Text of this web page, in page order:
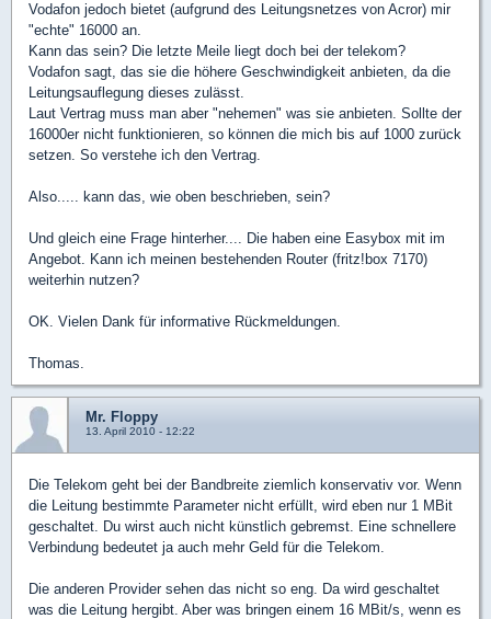
Vodafon jedoch bietet (aufgrund des Leitungsnetzes von Acror) mir
"echte" 16000 an.
Kann das sein? Die letzte Meile liegt doch bei der telekom?
Vodafon sagt, das sie die höhere Geschwindigkeit anbieten, da die
Leitungsauflegung dieses zulässt.
Laut Vertrag muss man aber "nehemen" was sie anbieten. Sollte der
16000er nicht funktionieren, so können die mich bis auf 1000 zurück
setzen. So verstehe ich den Vertrag.
Also..... kann das, wie oben beschrieben, sein?
Und gleich eine Frage hinterher.... Die haben eine Easybox mit im
Angebot. Kann ich meinen bestehenden Router (fritz!box 7170)
weiterhin nutzen?
OK. Vielen Dank für informative Rückmeldungen.
Thomas.
Mr. Floppy
13. April 2010 - 12:22
Die Telekom geht bei der Bandbreite ziemlich konservativ vor. Wenn
die Leitung bestimmte Parameter nicht erfüllt, wird eben nur 1 MBit
geschaltet. Du wirst auch nicht künstlich gebremst. Eine schnellere
Verbindung bedeutet ja auch mehr Geld für die Telekom.
Die anderen Provider sehen das nicht so eng. Da wird geschaltet
was die Leitung hergibt. Aber was bringen einem 16 MBit/s, wenn es